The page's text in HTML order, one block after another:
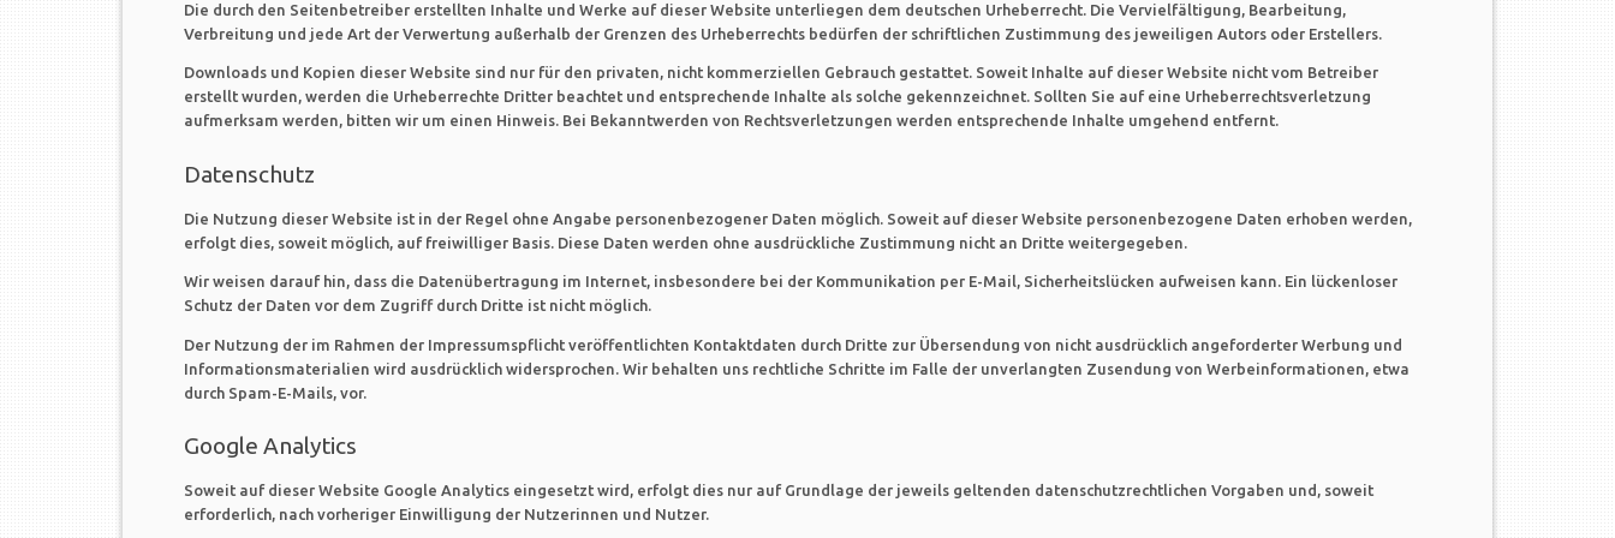
Die durch den Seitenbetreiber erstellten Inhalte und Werke auf dieser Website unterliegen dem deutschen Urheberrecht. Die Vervielfältigung, Bearbeitung,
Verbreitung und jede Art der Verwertung außerhalb der Grenzen des Urheberrechts bedürfen der schriftlichen Zustimmung des jeweiligen Autors oder Erstellers.
Downloads und Kopien dieser Website sind nur für den privaten, nicht kommerziellen Gebrauch gestattet. Soweit Inhalte auf dieser Website nicht vom Betreiber
erstellt wurden, werden die Urheberrechte Dritter beachtet und entsprechende Inhalte als solche gekennzeichnet. Sollten Sie auf eine Urheberrechtsverletzung
aufmerksam werden, bitten wir um einen Hinweis. Bei Bekanntwerden von Rechtsverletzungen werden entsprechende Inhalte umgehend entfernt.
Datenschutz
Die Nutzung dieser Website ist in der Regel ohne Angabe personenbezogener Daten möglich. Soweit auf dieser Website personenbezogene Daten erhoben werden,
erfolgt dies, soweit möglich, auf freiwilliger Basis. Diese Daten werden ohne ausdrückliche Zustimmung nicht an Dritte weitergegeben.
Wir weisen darauf hin, dass die Datenübertragung im Internet, insbesondere bei der Kommunikation per E-Mail, Sicherheitslücken aufweisen kann. Ein lückenloser
Schutz der Daten vor dem Zugriff durch Dritte ist nicht möglich.
Der Nutzung der im Rahmen der Impressumspflicht veröffentlichten Kontaktdaten durch Dritte zur Übersendung von nicht ausdrücklich angeforderter Werbung und
Informationsmaterialien wird ausdrücklich widersprochen. Wir behalten uns rechtliche Schritte im Falle der unverlangten Zusendung von Werbeinformationen, etwa
durch Spam-E-Mails, vor.
Google Analytics
Soweit auf dieser Website Google Analytics eingesetzt wird, erfolgt dies nur auf Grundlage der jeweils geltenden datenschutzrechtlichen Vorgaben und, soweit
erforderlich, nach vorheriger Einwilligung der Nutzerinnen und Nutzer.